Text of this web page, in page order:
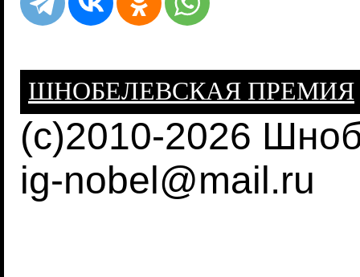
ШНОБЕЛЕВСКАЯ ПРЕМИЯ
(c)2010-2026
ig-nobel@mail.ru